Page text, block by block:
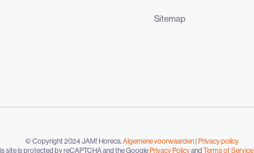
Sitemap
© Copyright 2024 JAM! Horeca. Algemene voorwaarden| Privacy policy
site is protected by reCAPTCHA and the GooglePrivacy Policyand Terms of Service